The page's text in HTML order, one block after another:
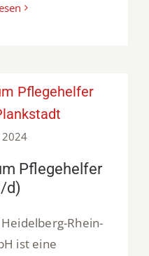
Pflegehelfer
Pflegehelfer
d)
Rhein-
ist eine